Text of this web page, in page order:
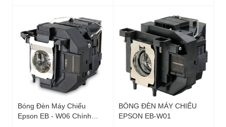
Bóng Đèn Máy Chiếu
Epson EB - W06 Chính
BÓNG ĐÈN MÁY CHIẾU
EPSON EB-W01